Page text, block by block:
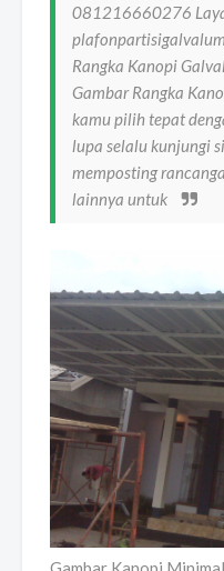
081216660276
Rangka Kanopi
Gambar Rangka
kamu pilih tepat
lupa selalu kunjungi
memposting
lainnya untuk